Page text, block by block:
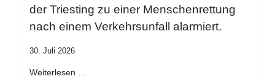
der Triesting zu einer Menschenrettung
nach einem Verkehrsunfall alarmiert.
30. Juli 2026
Weiterlesen …